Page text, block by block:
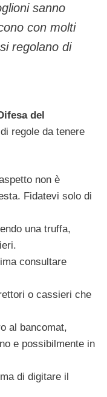
sanno
con molti
regolano di
del
regole da tenere
non è
Fidatevi solo di
una truffa,
consultare
o cassieri che
al bancomat,
e possibilmente in
di digitare il